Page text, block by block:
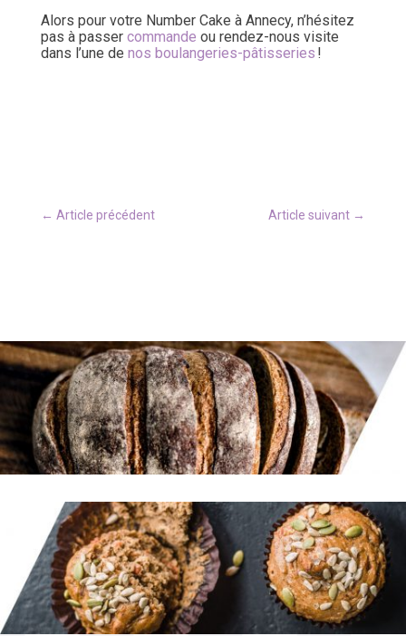
Alors pour votre Number Cake à Annecy, n’hésitez
pas à passer commande ou rendez-nous visite
dans l’une de nos boulangeries-pâtisseries !
← Article précédent Article suivant →